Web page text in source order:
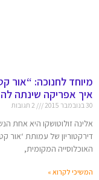
מיוחד לחנוכה: “אור
איך אפריקה שינתה
30 בנובמבר 2015
אלינה זולוטושקו היא אחת
דירקטוריון של עמותת ‘אור
האוכלוסייה המקומית,
המשיכי לקרוא »